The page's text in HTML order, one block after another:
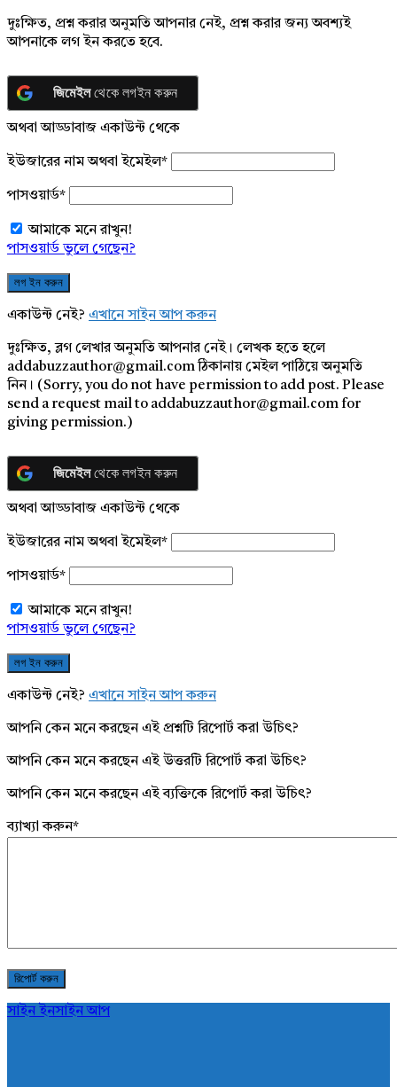
দুঃক্ষিত, প্রশ্ন করার অনুমতি আপনার নেই, প্রশ্ন করার জন্য অবশ্যই
আপনাকে লগ ইন করতে হবে.
জিমেইলথেকে লগইন করুন
অথবা আড্ডাবাজ একাউন্ট থেকে
ইউজারের নাম অথবা ইমেইল*
পাসওয়ার্ড*
আমাকে মনে রাখুন!
পাসওয়ার্ড ভুলে গেছেন?
একাউন্ট নেই? এখানে সাইন আপ করুন
দুঃক্ষিত, ব্লগ লেখার অনুমতি আপনার নেই। লেখক হতে হলে
addabuzzauthor@gmail.com ঠিকানায় মেইল পাঠিয়ে অনুমতি
নিন। (Sorry, you do not have permission to add post. Please
send a request mail to addabuzzauthor@gmail.com for
giving permission.)
জিমেইলথেকে লগইন করুন
অথবা আড্ডাবাজ একাউন্ট থেকে
ইউজারের নাম অথবা ইমেইল*
পাসওয়ার্ড*
আমাকে মনে রাখুন!
পাসওয়ার্ড ভুলে গেছেন?
একাউন্ট নেই? এখানে সাইন আপ করুন
আপনি কেন মনে করছেন এই প্রশ্নটি রিপোর্ট করা উচিৎ?
আপনি কেন মনে করছেন এই উত্তরটি রিপোর্ট করা উচিৎ?
আপনি কেন মনে করছেন এই ব্যক্তিকে রিপোর্ট করা উচিৎ?
ব্যাখ্যা করুন*
সাইন ইনসাইন আপ